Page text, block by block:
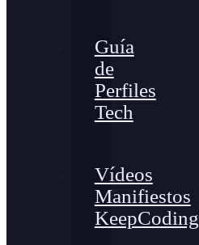
Guía
de
Perfiles
Tech
Vídeos
Manifiestos
KeepCoding